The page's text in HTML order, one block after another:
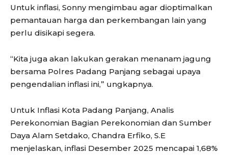
Untuk inflasi, Sonny mengimbau agar dioptimalkan
pemantauan harga dan perkembangan lain yang
perlu disikapi segera.
“Kita juga akan lakukan gerakan menanam jagung
bersama Polres Padang Panjang sebagai upaya
pengendalian inflasi ini,” ungkapnya.
Untuk Inflasi Kota Padang Panjang, Analis
Perekonomian Bagian Perekonomian dan Sumber
Daya Alam Setdako, Chandra Erfiko, S.E
menjelaskan, inflasi Desember 2025 mencapai 1,68%